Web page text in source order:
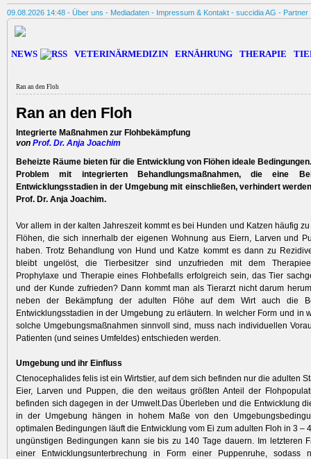
09.08.2026 14:48 - Über uns - Mediadaten - Impressum & Kontakt - succidia AG - Partner
NEWS VETERINÄRMEDIZIN ERNÄHRUNG THERAPIE
Ran an den Floh
Ran an den Floh
Integrierte Maßnahmen zur Flohbekämpfung
von Prof. Dr. Anja Joachim
Beheizte Räume bieten für die Entwicklung von Flöhen ideale
Problem mit integrierten Behandlungsmaßnahmen, die eine
Entwicklungsstadien in der Umgebung mit einschließen, verhindert
Prof. Dr. Anja Joachim.
Vor allem in der kalten Jahreszeit kommt es bei Hunden und Katzen häufig
Flöhen, die sich innerhalb der eigenen Wohnung aus Eiern, Larven und
haben. Trotz Behandlung von Hund und Katze kommt es dann zu
bleibt ungelöst, die Tierbesitzer sind unzufrieden mit dem
Prophylaxe und Therapie eines Flohbefalls erfolgreich sein, das Tier
und der Kunde zufrieden? Dann kommt man als Tierarzt nicht darum
neben der Bekämpfung der adulten Flöhe auf dem Wirt auch die
Entwicklungsstadien in der Umgebung zu erläutern. In welcher Form und in
solche Umgebungsmaßnahmen sinnvoll sind, muss nach individuellen
Patienten (und seines Umfeldes) entschieden werden.
Umgebung und ihr Einfluss
Ctenocephalides felis ist ein Wirtstier, auf dem sich befinden nur die adulten
Eier, Larven und Puppen, die den weitaus größten Anteil der
befinden sich dagegen in der Umwelt.Das Überleben und die Entwicklung
in der Umgebung hängen in hohem Maße von den
optimalen Bedingungen läuft die Entwicklung vom Ei zum adulten Floh in 3 –
ungünstigen Bedingungen kann sie bis zu 140 Tage dauern. Im letzteren
einer Entwicklungsunterbrechung in Form einer Puppenruhe, sodass